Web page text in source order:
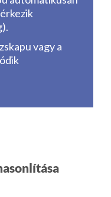
vagy a